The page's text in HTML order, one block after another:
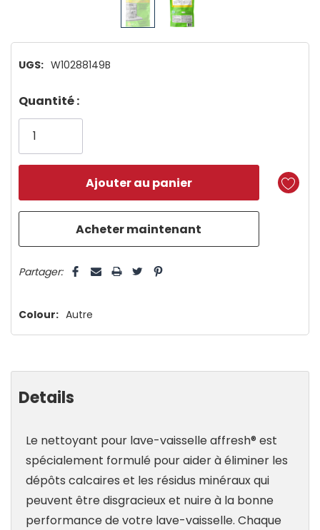
UGS: W10288149B
Dépêchez-
vous!
plus
Quantité :
Partager:
Colour: Autre
Details
Le nettoyant pour lave-vaisselle affresh® est
spécialement formulé pour aider à éliminer les
dépôts calcaires et les résidus minéraux qui
peuvent être disgracieux et nuire à la bonne
performance de votre lave-vaisselle. Chaque